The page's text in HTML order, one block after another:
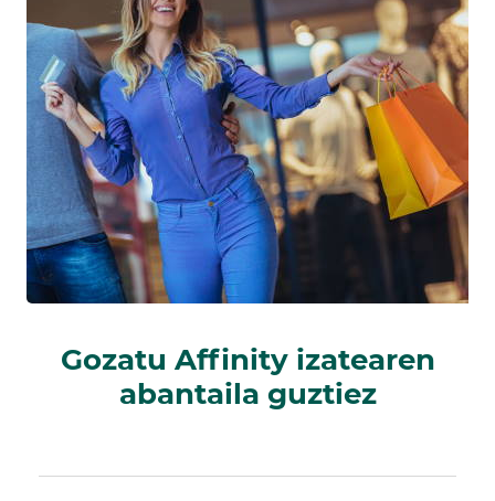
Gozatu Affinity izatearen
abantaila guztiez